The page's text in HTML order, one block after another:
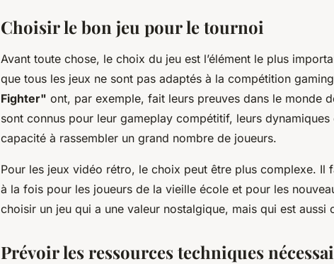
Choisir le bon jeu pour le tournoi
Avant toute chose, le choix du jeu est l’élément le plus
que tous les jeux ne sont pas adaptés à la compétition
Fighter" ont, par exemple, fait leurs preuves dans le monde
sont connus pour leur gameplay compétitif, leurs
capacité à rassembler un grand nombre de joueurs.
Pour les jeux vidéo rétro, le choix peut être plus complexe. Il
à la fois pour les joueurs de la vieille école et pour les
choisir un jeu qui a une valeur nostalgique, mais qui est aussi
Prévoir les ressources techniques